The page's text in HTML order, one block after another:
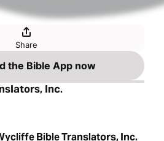
Share
the Bible App now
Inc.
Bible Translators, Inc.